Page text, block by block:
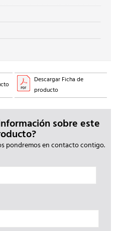
Descargar Ficha de
producto
sobre este
pondremos en contacto contigo.